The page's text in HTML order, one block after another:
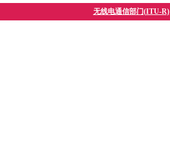
无线电通信部门(ITU-R)